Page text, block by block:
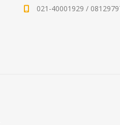
021-40001929 /